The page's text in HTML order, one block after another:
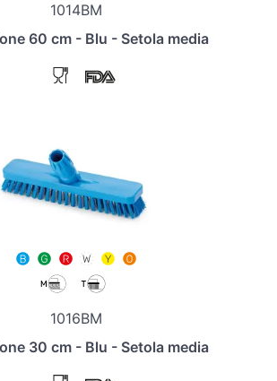
1014BM
60 cm - Blu - Setola media
1016BM
30 cm - Blu - Setola media